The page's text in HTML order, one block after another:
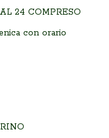
24 COMPRESO
con orario